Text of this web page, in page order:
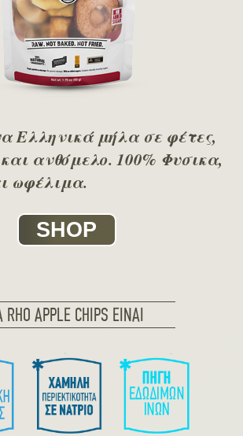
Ελληνικά μήλα σε φέτες,
ανθόμελο. 100% Φυσικα,
ωφέλιμα.
SHOP
RHO APPLE CHIPS ΕΙΝΑΙ